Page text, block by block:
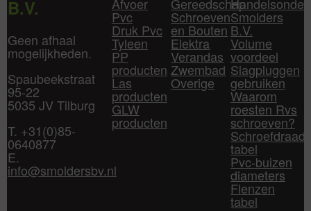
B.V.
Geen afhaal
mogelijkheden.
Spaubeekstraat
95-22
5035 JV Tilburg
T. +31(0)85-
0640877
E.
info@smoldersbv.nl
Pvc
Druk Pvc
Tyleen
PP
producten
Las
producten
GLW
producten
Schroeven
en Bouten
Elektra
Verandas
Zwembad
Overige
Smolders
B.V.
Volume
voordeel
Slagpluggen
gebruiken
Waarom
roesten Rvs
schroeven?
Schroefdraad
tabel
Pvc-buizen
diameters
Flenzen
tabel